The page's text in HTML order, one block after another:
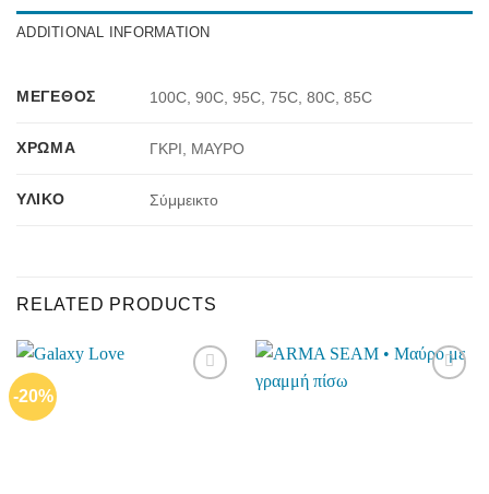
ADDITIONAL INFORMATION
ΜΈΓΕΘΟΣ 100C, 90C, 95C, 75C, 80C, 85C
ΧΡΏΜΑ ΓΚΡΙ, ΜΑΥΡΟ
ΥΛΙΚΌ Σύμμεικτο
RELATED PRODUCTS
-20%